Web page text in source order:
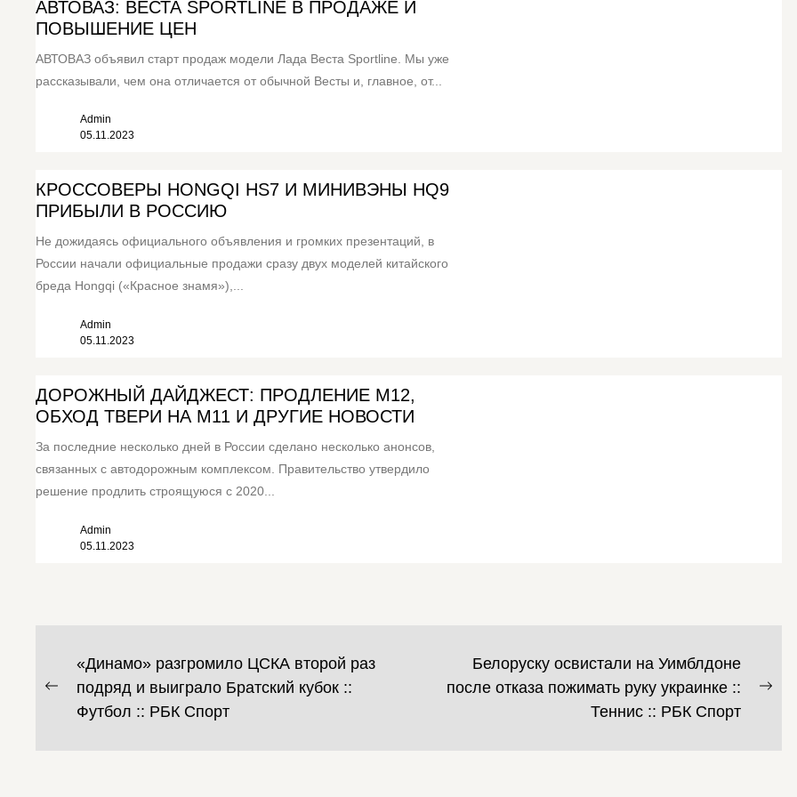
АВТОВАЗ: ВЕСТА SPORTLINE В ПРОДАЖЕ И
ПОВЫШЕНИЕ ЦЕН
АВТОВАЗ объявил старт продаж модели Лада Веста Sportline. Мы уже
рассказывали, чем она отличается от обычной Весты и, главное, от...
Admin
05.11.2023
КРОССОВЕРЫ HONGQI HS7 И МИНИВЭНЫ HQ9
ПРИБЫЛИ В РОССИЮ
Не дожидаясь официального объявления и громких презентаций, в
России начали официальные продажи сразу двух моделей китайского
бреда Hongqi («Красное знамя»),...
Admin
05.11.2023
ДОРОЖНЫЙ ДАЙДЖЕСТ: ПРОДЛЕНИЕ М12,
ОБХОД ТВЕРИ НА М11 И ДРУГИЕ НОВОСТИ
За последние несколько дней в России сделано несколько анонсов,
связанных с автодорожным комплексом. Правительство утвердило
решение продлить строящуюся с 2020...
Admin
05.11.2023
НАВИГАЦИЯ
ПО
ЗАПИСЯМ
Предыдущая
запись:
«Динамо» разгромило ЦСКА второй раз
подряд и выиграло Братский кубок ::
Футбол :: РБК Спорт
Белоруску освистали на Уимблдоне
после отказа пожимать руку украинке ::
Теннис :: РБК Спорт